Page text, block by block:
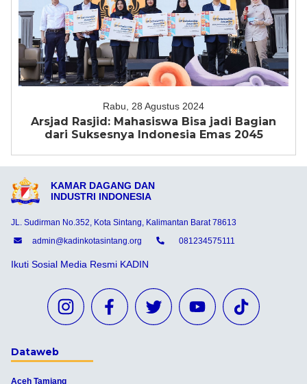
Rabu, 28 Agustus 2024
Arsjad Rasjid: Mahasiswa Bisa jadi Bagian
dari Suksesnya Indonesia Emas 2045
KAMAR DAGANG DAN
INDUSTRI INDONESIA
JL. Sudirman No.352, Kota Sintang, Kalimantan Barat 78613
admin@kadinkotasintang.org
081234575111
Ikuti Sosial Media Resmi KADIN
Dataweb
Aceh Tamiang